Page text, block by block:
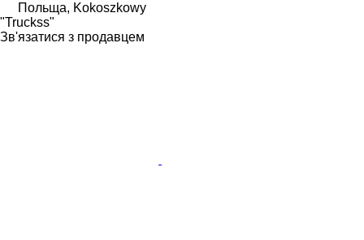
Польща, Kokoszkowy
"Truckss"
Зв'язатися з продавцем